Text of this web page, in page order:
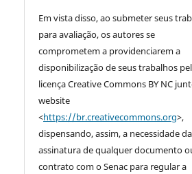
Em vista disso, ao submeter seus
para avaliação, os autores se
comprometem a providenciarem a
disponibilização de seus trabalhos
licença Creative Commons BY NC
website
<https://br.creativecommons.org>,
dispensando, assim, a necessidade da
assinatura de qualquer documento
contrato com o Senac para regular a